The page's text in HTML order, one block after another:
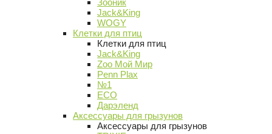
Зооник
Jack&King
WOGY
Клетки для птиц
Клетки для птиц
Jack&King
Zoo Мой Мир
Penn Plax
№1
ECO
Дарэленд
Аксессуары для грызунов
Аксессуары для грызунов